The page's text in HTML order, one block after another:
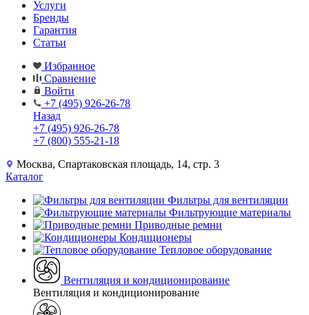
Услуги
Бренды
Гарантия
Статьи
Избранное
Сравнение
Войти
+7 (495) 926-26-78
Назад
+7 (495) 926-26-78
+7 (800) 555-21-18
Москва, Спартаковская площадь, 14, стр. 3
Каталог
Фильтры для вентиляции
Фильтрующие материалы
Приводные ремни
Кондиционеры
Тепловое оборудование
Вентиляция и кондиционирование
Вентиляция и кондиционирование